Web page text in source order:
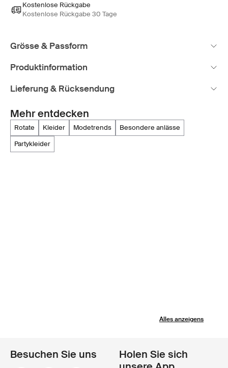
Kostenlose Rückgabe
Kostenlose Rückgabe 30 Tage
Grösse & Passform
Produktinformation
Lieferung & Rücksendung
Mehr entdecken
rotate kleider modetrends
besondere anlässe
partykleider
Alles anzeigens
Besuchen Sie uns
Holen Sie sich